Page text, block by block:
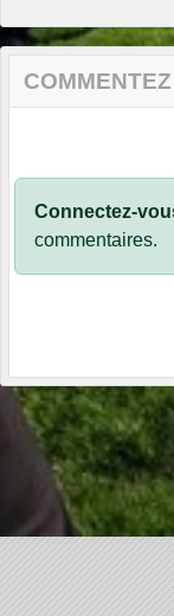
Connectez-
commentaires.